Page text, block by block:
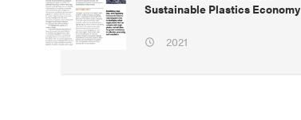
Sustainable Plastics Economy
2021